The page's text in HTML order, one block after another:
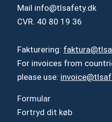
Mail info@tlsafety.dk
CVR. 40 80 19 36
Fakturering:
For invoices from
please use:
Formular
Fortryd dit køb